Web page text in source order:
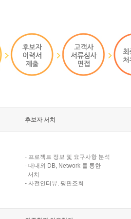
후보자 서치
- 프로젝트 정보 및 요구사항 분석
- 대내외 DB, Network 를 통한
서치
- 사전인터뷰, 평판조회